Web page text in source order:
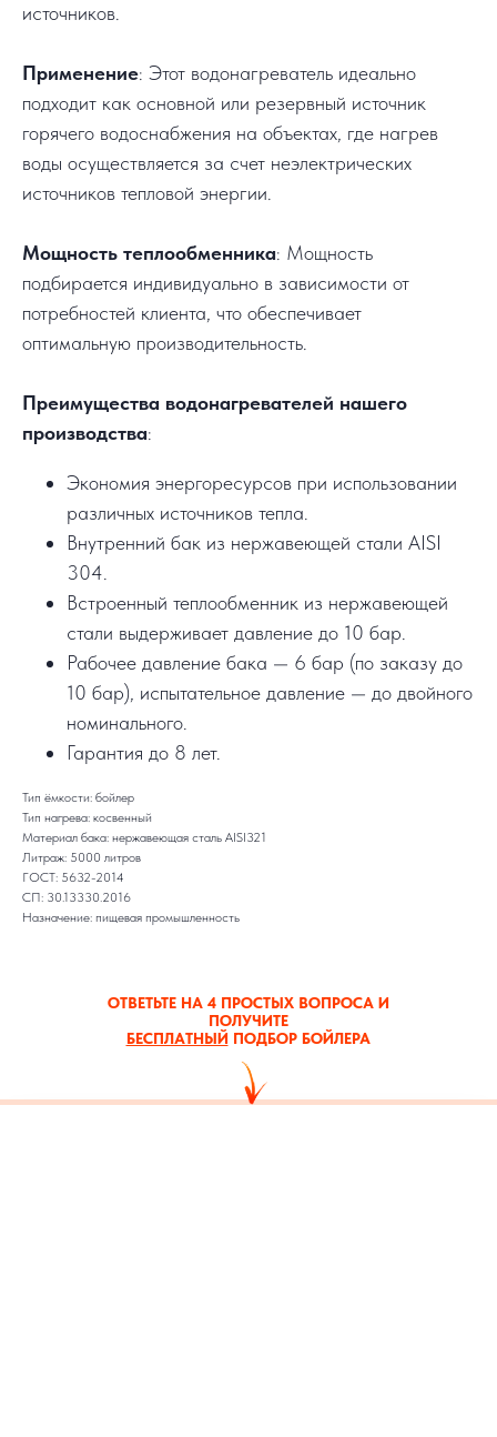
источников.
Применение: Этот водонагреватель идеально
подходит как основной или резервный источник
горячего водоснабжения на объектах, где нагрев
воды осуществляется за счет неэлектрических
источников тепловой энергии.
Мощность теплообменника: Мощность
подбирается индивидуально в зависимости от
потребностей клиента, что обеспечивает
оптимальную производительность.
Преимущества водонагревателей нашего
производства:
Экономия энергоресурсов при использовании
различных источников тепла.
Внутренний бак из нержавеющей стали AISI
304.
Встроенный теплообменник из нержавеющей
стали выдерживает давление до 10 бар.
Рабочее давление бака — 6 бар (по заказу до
10 бар), испытательное давление — до двойного
номинального.
Гарантия до 8 лет.
Тип ёмкости: бойлер
Тип нагрева: косвенный
Материал бака: нержавеющая сталь AISI321
Литраж: 5000 литров
ГОСТ: 5632-2014
СП: 30.13330.2016
Назначение: пищевая промышленность
ОТВЕТЬТЕ НА 4 ПРОСТЫХ ВОПРОСА И
ПОЛУЧИТЕ
БЕСПЛАТНЫЙ ПОДБОР БОЙЛЕРА